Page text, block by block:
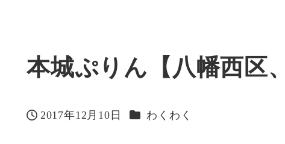
本城ぷりん【八幡西区
投稿日
2017年12月10日 カテゴリー
わくわく